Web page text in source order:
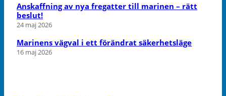
Anskaffning av nya fregatter till marinen – rätt
beslut!
24 maj 2026
Marinens vägval i ett förändrat säkerhetsläge
16 maj 2026